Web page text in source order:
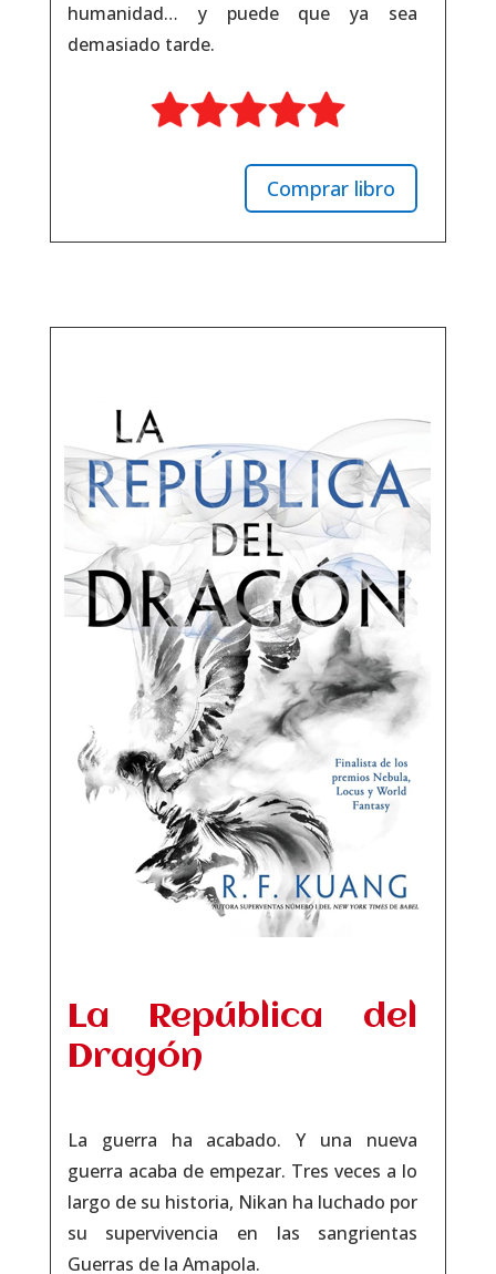
humanidad… y puede que ya sea
demasiado tarde.
Comprar libro
La República del
Dragón
La guerra ha acabado. Y una nueva
guerra acaba de empezar. Tres veces a lo
largo de su historia, Nikan ha luchado por
su supervivencia en las sangrientas
Guerras de la Amapola.